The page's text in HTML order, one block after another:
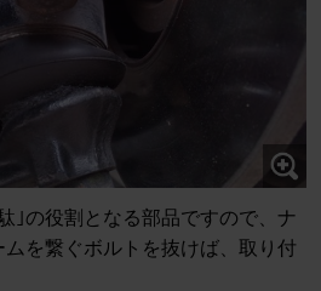
｣の役割となる部品ですので、ナ
を繋ぐボルトを抜けば、取り付